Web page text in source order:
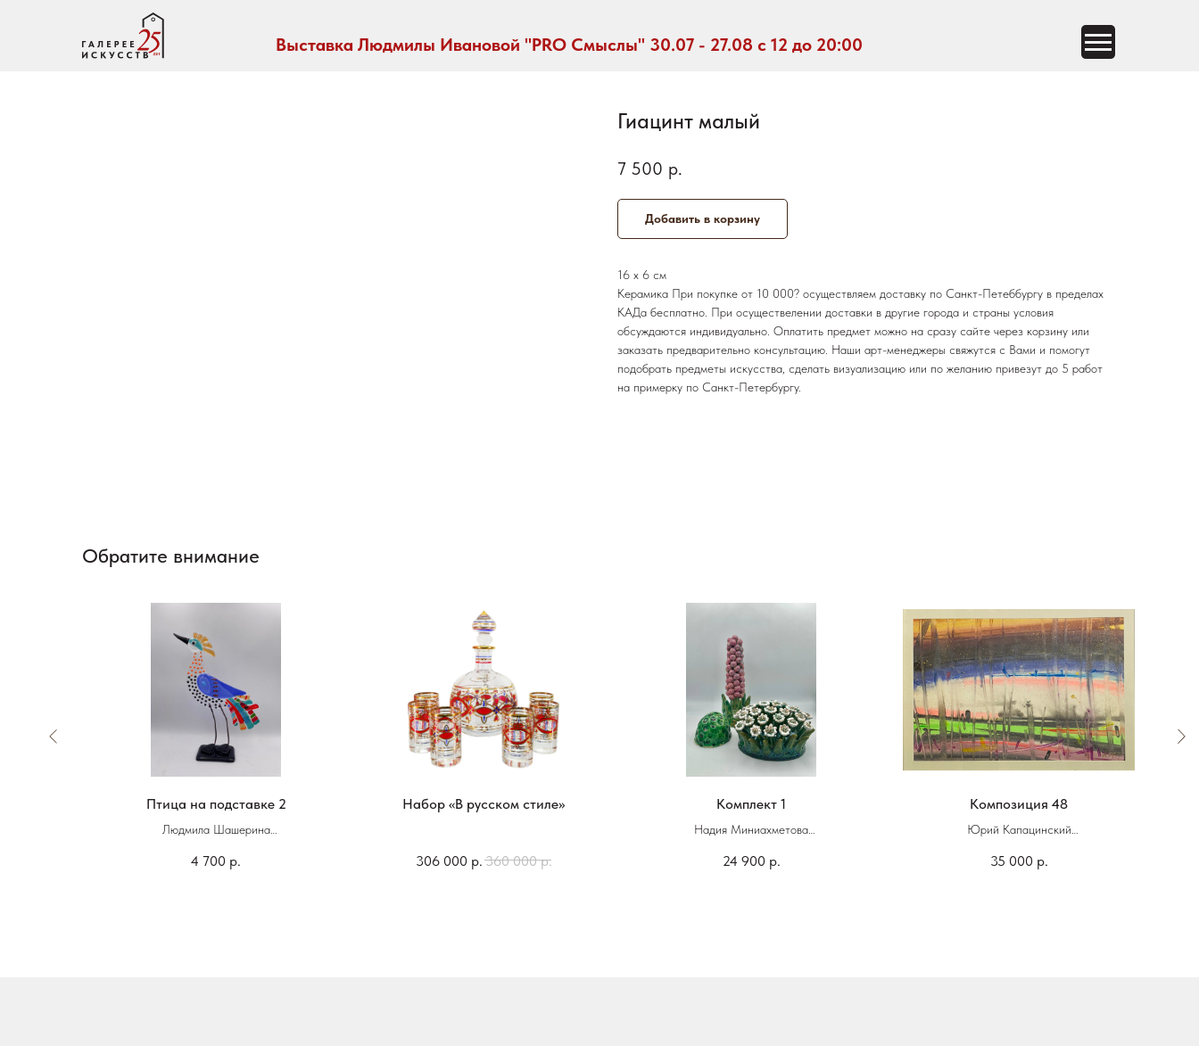
Выставка Людмилы Ивановой "PRO Смыслы" 30.07 - 27.08 с 12 до 20:00
Гиацинт малый
7 500 р.
Добавить в корзину
16 х 6 см
Керамика При покупке от 10 000? осуществляем доставку по Санкт-Петеббургу в пределах
КАДа бесплатно. При осуществелении доставки в другие города и страны условия
обсуждаются индивидуально. Оплатить предмет можно на сразу сайте через корзину или
заказать предварительно консультацию. Наши арт-менеджеры свяжутся с Вами и помогут
подобрать предметы искусства, сделать визуализацию или по желанию привезут до 5 работ
на примерку по Санкт-Петербургу.
Обратите внимание
Птица на подставке 2
Людмила Шашерина
...см
4 700 р.
Набор «В русском стиле»
306 000 р.360 000 р.
Комплект 1
Надия Миниахметова
... см
24 900 р.
Композиция 48
Юрий Капацинский
58 х 81 см
35 000 р.